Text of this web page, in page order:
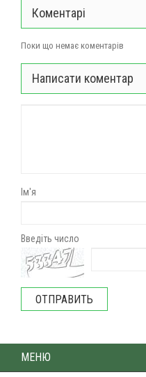
Коментарі
Поки що немає коментарів
Написати коментар
Ім'я
Введіть число
МЕНЮ